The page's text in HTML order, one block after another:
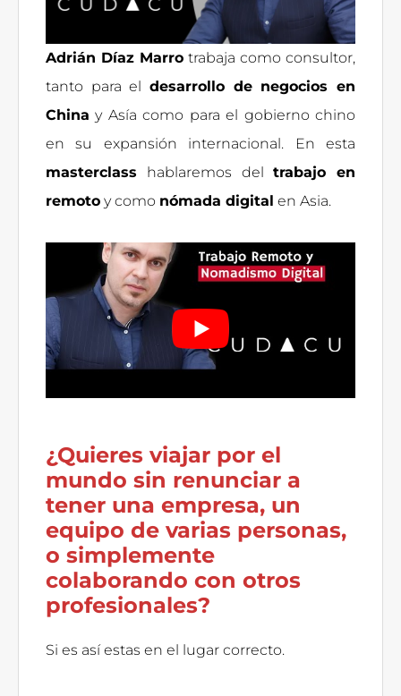
Adrián Díaz Marro trabaja como consultor,
tanto para el desarrollo de negocios en
China y Asía como para el gobierno chino
en su expansión internacional. En esta
masterclass hablaremos deltrabajo en
remoto y como nómada digital en Asia.
¿Quieres viajar por el
mundo sin renunciar a
tener una empresa, un
equipo de varias personas,
o simplemente
colaborando con otros
profesionales?
Si es así estas en el lugar correcto.